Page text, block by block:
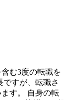
む3度の転職を
ですが、転職さ
す。 自身の転